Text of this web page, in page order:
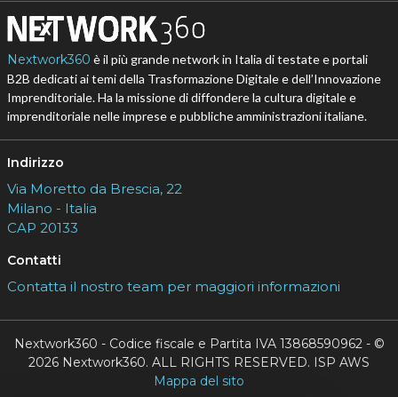
Nextwork360 è il più grande network in Italia di testate e portali
B2B dedicati ai temi della Trasformazione Digitale e dell’Innovazione
Imprenditoriale. Ha la missione di diffondere la cultura digitale e
imprenditoriale nelle imprese e pubbliche amministrazioni italiane.
Indirizzo
Via Moretto da Brescia, 22
Milano - Italia
CAP 20133
Contatti
Contatta il nostro team per maggiori informazioni
Nextwork360 - Codice fiscale e Partita IVA 13868590962 - ©
2026 Nextwork360. ALL RIGHTS RESERVED. ISP AWS
Mappa del sito